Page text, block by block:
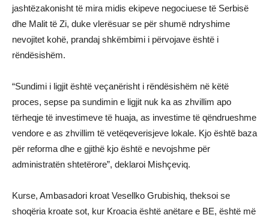
jashtëzakonisht të mira midis ekipeve negociuese të Serbisë
dhe Malit të Zi, duke vlerësuar se për shumë ndryshime
nevojitet kohë, prandaj shkëmbimi i përvojave është i
rëndësishëm.
“Sundimi i ligjit është veçanërisht i rëndësishëm në këtë
proces, sepse pa sundimin e ligjit nuk ka as zhvillim apo
tërheqje të investimeve të huaja, as investime të qëndrueshme
vendore e as zhvillim të vetëqeverisjeve lokale. Kjo është baza
për reforma dhe e gjithë kjo është e nevojshme për
administratën shtetërore”, deklaroi Mishçeviq.
Kurse, Ambasadori kroat Vesellko Grubishiq, theksoi se
shoqëria kroate sot, kur Kroacia është anëtare e BE, është më